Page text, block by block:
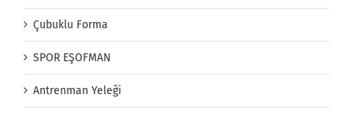
Çubuklu Forma
SPOR EŞOFMAN
Antrenman Yeleği